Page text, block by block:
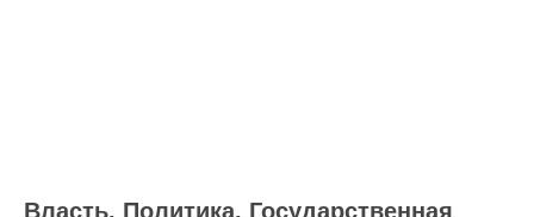
Власть. Политика. Государственная